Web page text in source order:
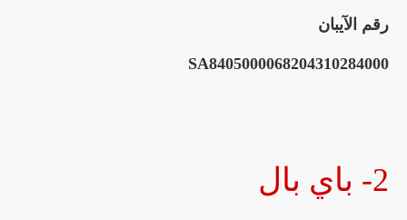
رقم الآيبان
SA8405000068204310284000
2- باي بال